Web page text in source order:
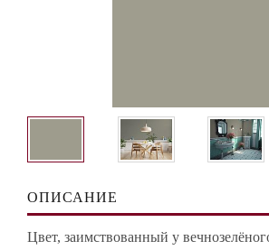
ОПИСАНИЕ
Цвет, заимствованный у